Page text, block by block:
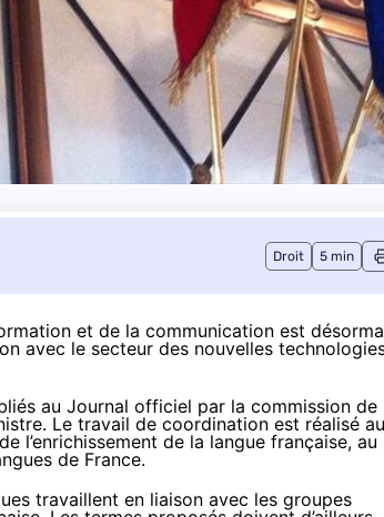
Droit 5 min
et de la communication est
avec le secteur des nouvelles
au Journal officiel par la commission de
Le travail de coordination est réalisé au
l’enrichissement de la langue française, au
de France.
travaillent en liaison avec les groupes